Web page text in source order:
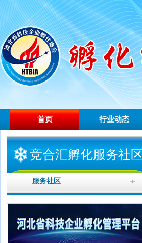
首页 行业动态
竞合汇孵化服务社区
服务社区